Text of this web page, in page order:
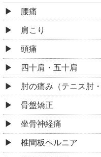
腰痛
肩こり
頭痛
四十肩・五十肩
肘の痛み（テニス肘
骨盤矯正
坐骨神経痛
椎間板ヘルニア